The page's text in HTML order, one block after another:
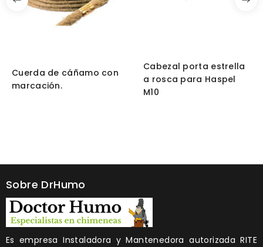
Cuerda de cáñamo con
marcación.
Cabezal porta estrella
a rosca para Haspel
M10
Sobre DrHumo
Es empresa Instaladora y Mantenedora autorizada RITE